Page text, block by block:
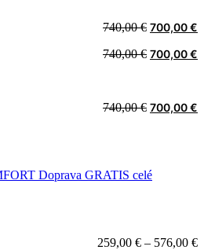
740,00€ Original
was:
700,00€
740,00€ Original
700,00€
740,00€ Original
700,00€
Doprava GRATIS celé
259,00 € – 576,00 €